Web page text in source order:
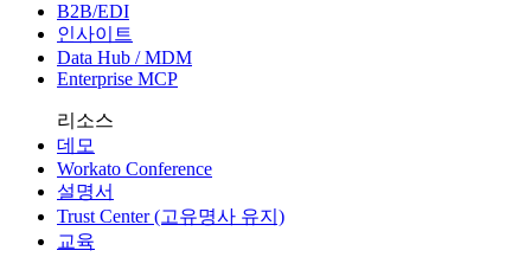
B2B/EDI
인사이트
Data Hub / MDM
Enterprise MCP
리소스
데모
Workato Conference
설명서
Trust Center (고유명사 유지)
교육